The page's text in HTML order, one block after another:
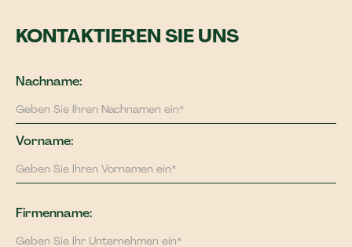
KONTAKTIEREN SIE UNS
Nachname:
Vorname:
Firmenname: